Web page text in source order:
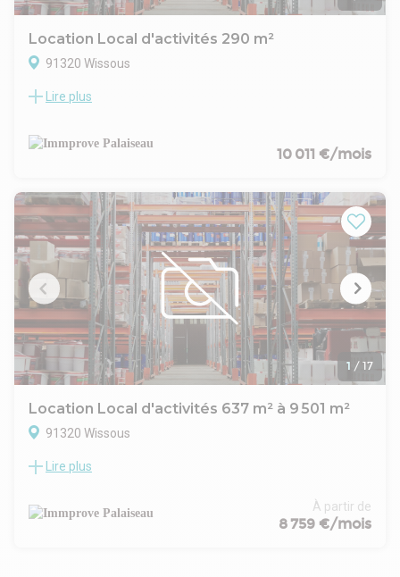
Location Local d'activités 290 m²
91320 Wissous
À la jonction stratégique des autoroutes A6 et A10,
située sur la commune de Wissous. Édifié sur une parcelle
entièrement bitumée d'environ 2 200 m². Le bien comprend
entrepôts indépendants de 70 m², 30 m² et 28 m².
Lire plus
10 011 €/mois
1 / 17
Location Local d'activités 637 m² à 9 501 m²
91320 Wissous
Situé à proximité immédiate de l'aéroport de Paris-Orly et de
prochainement relié à la future ligne 18 du Grand Paris
Express
Lire plus
À partir de
8 759 €/mois